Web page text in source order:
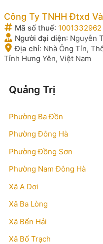
Công Ty TNHH Đtxd
Mã số thuế: 1001332962
Người đại diện: Nguyễn
Địa chỉ: Nhà Ông Tín,
Tỉnh Hưng Yên, Việt Nam
Quảng Trị
Phường Ba Đồn
Phường Đông Hà
Phường Đồng Sơn
Phường Nam Đông Hà
Xã A Dơi
Xã Ba Lòng
Xã Bến Hải
Xã Bố Trạch